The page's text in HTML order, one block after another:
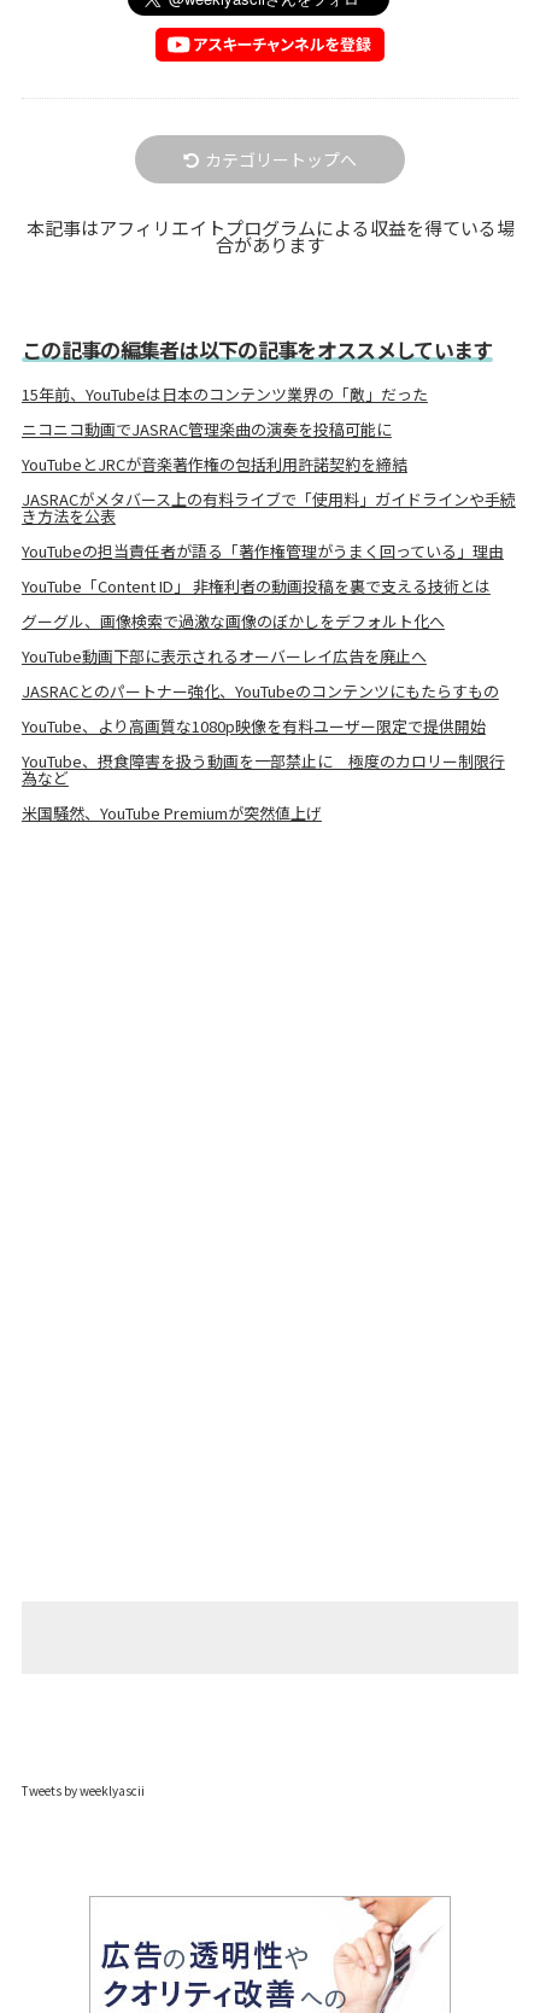
カテゴリートップへ
本記事はアフィリエイトプログラムによる収益を得ている場
合があります
この記事の編集者は以下の記事をオススメしています
15年前、YouTubeは日本のコンテンツ業界の「敵」だった
ニコニコ動画でJASRAC管理楽曲の演奏を投稿可能に
YouTubeとJRCが音楽著作権の包括利用許諾契約を締結
JASRACがメタバース上の有料ライブで「使用料」ガイドラインや手続
き方法を公表
YouTubeの担当責任者が語る「著作権管理がうまく回っている」理由
YouTube「Content ID」 非権利者の動画投稿を裏で支える技術とは
グーグル、画像検索で過激な画像のぼかしをデフォルト化へ
YouTube動画下部に表示されるオーバーレイ広告を廃止へ
JASRACとのパートナー強化、YouTubeのコンテンツにもたらすもの
YouTube、より高画質な1080p映像を有料ユーザー限定で提供開始
YouTube、摂食障害を扱う動画を一部禁止に 極度のカロリー制限行
為など
米国騒然、YouTube Premiumが突然値上げ
Tweets by weeklyascii